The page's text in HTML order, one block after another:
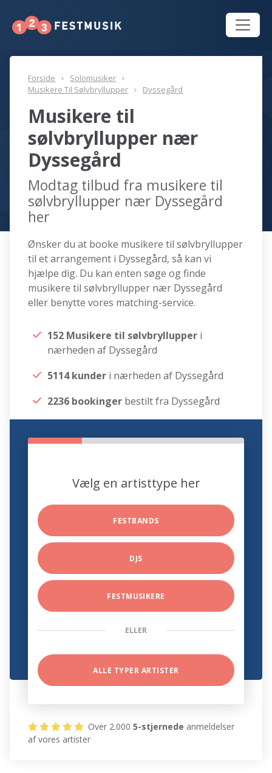
Forside
Solomusiker
Musikere Til Sølvbryllupper
Dyssegård
Musikere til
sølvbryllupper nær
Dyssegård
Modtag tilbud fra musikere til
sølvbryllupper nær Dyssegård
her
Ønsker du at booke musikere til sølvbryllupper
til et arrangement i Dyssegård, så kan vi
hjælpe dig. Du kan enten søge og finde
musikere til sølvbryllupper nær Dyssegård
eller benytte vores matching-service.
152 Musikere til sølvbryllupper i
nærheden af Dyssegård
5114 kunder i nærheden af Dyssegård
2236 bookinger bestilt fra Dyssegård
Vælg en artisttype her
FESTBANDS
DJS
FESTMUSIKERE
ELLER
ALLE TYPER ARTISTER
Over 2.0005-stjernede anmeldelser
af vores artister